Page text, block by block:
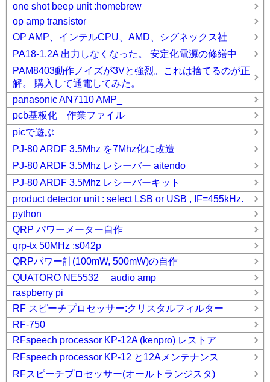
one shot beep unit :homebrew
op amp transistor
OP AMP、インテルCPU、AMD、シグネックス社
PA18-1.2A 出力しなくなった。 安定化電源の修繕中
PAM8403動作ノイズが3Vと強烈。これは捨てるのが正
解。 購入して通電してみた。
panasonic AN7110 AMP_
pcb基板化 作業ファイル
picで遊ぶ
PJ-80 ARDF 3.5Mhz を7Mhz化に改造
PJ-80 ARDF 3.5Mhz レシーバー aitendo
PJ-80 ARDF 3.5Mhz レシーバーキット
product detector unit : select LSB or USB , IF=455kHz.
python
QRP パワーメーター自作
qrp-tx 50MHz :s042p
QRPパワー計(100mW, 500mW)の自作
QUATORO NE5532 audio amp
raspberry pi
RF スピーチプロセッサー:クリスタルフィルター
RF-750
RFspeech processor KP-12A (kenpro) レストア
RFspeech processor KP-12 と12Aメンテナンス
RFスピーチプロセッサー(オールトランジスタ)